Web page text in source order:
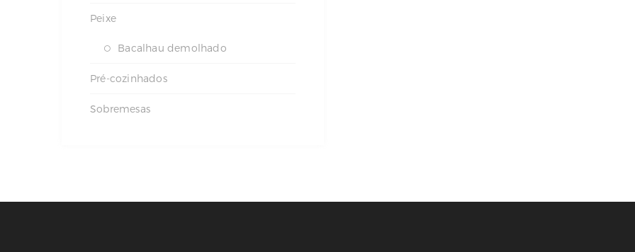
Peixe
Bacalhau demolhado
Pré-cozinhados
Sobremesas